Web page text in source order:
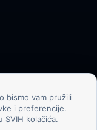
za znatiželjne
bismo vam pružili
i preferencije.
SVIH kolačića.